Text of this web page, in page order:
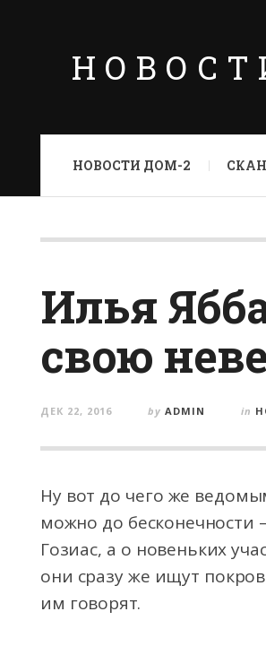
НОВОСТИ ДОМ-2
Илья
свою
ДЕК 22, 2016 by ADMIN in
Ну вот до чего же
можно до бесконечности
Гозиас, а о новеньких
они сразу же ищут
им говорят.